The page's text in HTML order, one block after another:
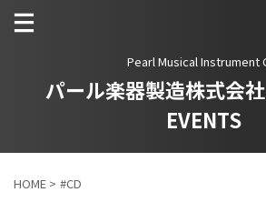
Pearl Musical Instrument
パール楽器製造株式会
EVENTS
HOME > #CD